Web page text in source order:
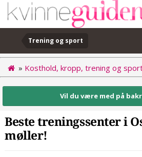
Trening og sport
» Kosthold, kropp, trening og
Vil du være med på
Beste treningssenter i
møller!